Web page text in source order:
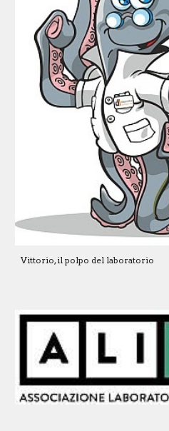
Vittorio, il polpo del laboratorio